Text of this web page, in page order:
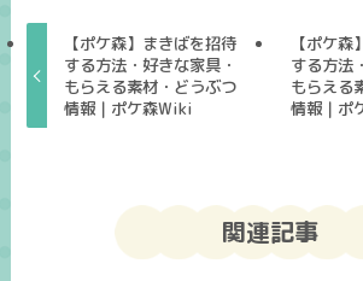
【ポケ森】まきばを招待
する方法・好きな家具・
もらえる素材・どうぶつ
情報｜ポケ森Wiki
【ポケ
する方法
もらえる
情報｜ポ
関連記事